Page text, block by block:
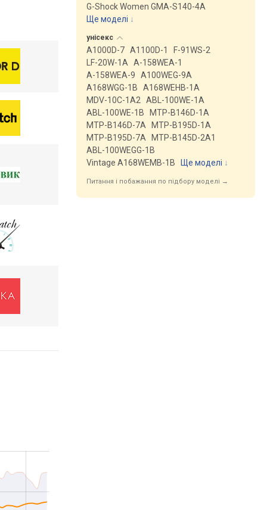
G-Shock Women GMA-S140-4A
Ще моделі ↓
унісекс
A1000D-7 A1100D-1
F-91WS-2
LF-20W-1A
A-158WEA-1
A-158WEA-9
A100WEG-9A
A168WGG-1B
A168WEHB-1A
MDV-10C-1A2
ABL-100WE-1A
ABL-100WE-1B
MTP-B146D-1A
MTP-B146D-7A
MTP-B195D-1A
MTP-B195D-7A
MTP-B145D-2A1
ABL-100WEGG-1B
Vintage A168WEMB-1B
Ще моделі ↓
Питання і побажання по підбору моделі →